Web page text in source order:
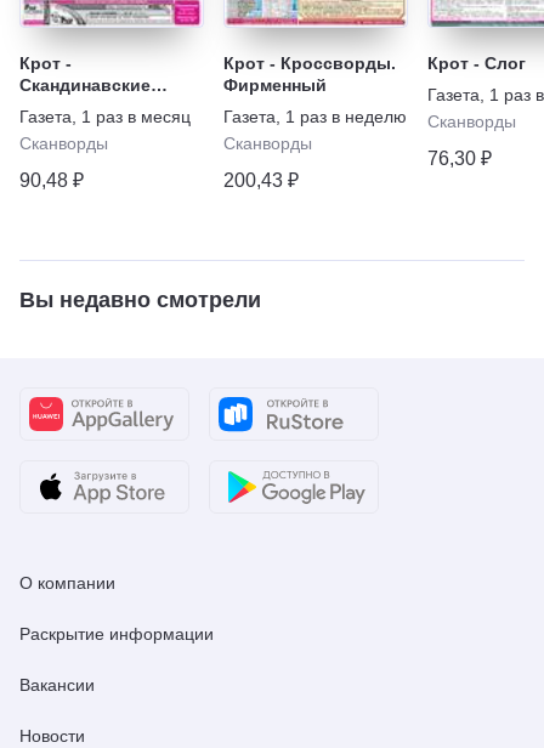
Крот -
Скандинавские
кроссворды.
Спецвыпуск
Газета
1 раз в месяц
Сканворды
90,48 ₽
Крот - Кроссворды.
Фирменный
Газета
1 раз в неделю
Сканворды
200,43 ₽
Крот - Слог
Газета
1 раз
Сканворды
76,30 ₽
Вы недавно смотрели
О компании
Раскрытие информации
Вакансии
Новости